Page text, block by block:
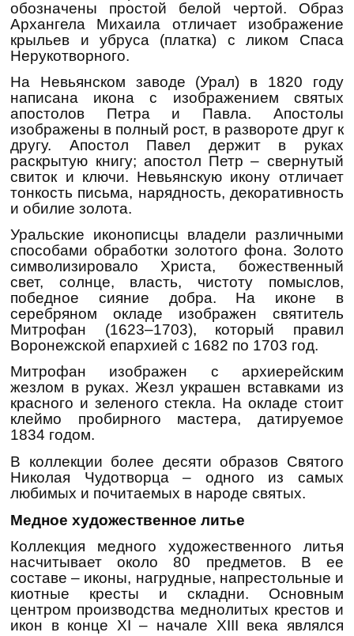
обозначены простой белой чертой. Образ
Архангела Михаила отличает изображение
крыльев и убруса (платка) с ликом Спаса
Нерукотворного.
На Невьянском заводе (Урал) в 1820 году
написана икона с изображением святых
апостолов Петра и Павла. Апостолы
изображены в полный рост, в развороте друг к
другу. Апостол Павел держит в руках
раскрытую книгу; апостол Петр – свернутый
свиток и ключи. Невьянскую икону отличает
тонкость письма, нарядность, декоративность
и обилие золота.
Уральские иконописцы владели различными
способами обработки золотого фона. Золото
символизировало Христа, божественный
свет, солнце, власть, чистоту помыслов,
победное сияние добра. На иконе в
серебряном окладе изображен святитель
Митрофан (1623–1703), который правил
Воронежской епархией с 1682 по 1703 год.
Митрофан изображен с архиерейским
жезлом в руках. Жезл украшен вставками из
красного и зеленого стекла. На окладе стоит
клеймо пробирного мастера, датируемое
1834 годом.
В коллекции более десяти образов Святого
Николая Чудотворца – одного из самых
любимых и почитаемых в народе святых.
Медное художественное литье
Коллекция медного художественного литья
насчитывает около 80 предметов. В ее
составе – иконы, нагрудные, напрестольные и
киотные кресты и складни. Основным
центром производства меднолитых крестов и
икон в конце XI – начале XIII века являлся